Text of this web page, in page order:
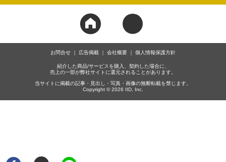
お問合せ 広告掲載 会社概要 個人情報保護方針
紹介した商品/サービスを購入、契約した場合に、
売上の一部が弊社サイトに還元されることがあります。
当サイトに掲載の記事・見出し・写真・画像の無断転載を禁じます。
Copyright © 2026 IID, Inc.